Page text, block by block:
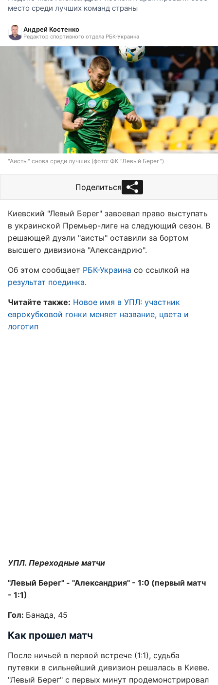
место среди лучших команд страны
Андрей Костенко
Редактор спортивного отдела РБК-Украина
"Аисты" снова среди лучших (фото: ФК "Левый Берег")
Поделиться
Киевский "Левый Берег" завоевал право выступать
в украинской Премьер-лиге на следующий сезон. В
решающей дуэли "аисты" оставили за бортом
высшего дивизиона "Александрию".
Об этом сообщает РБК-Украина со ссылкой на
результат поединка.
Читайте также: Новое имя в УПЛ: участник
еврокубковой гонки меняет название, цвета и
логотип
УПЛ. Переходные матчи
"Левый Берег" - "Александрия" - 1:0 (первый матч
- 1:1)
Гол: Банада, 45
Как прошел матч
После ничьей в первой встрече (1:1), судьба
путевки в сильнейший дивизион решалась в Киеве.
"Левый Берег" с первых минут продемонстрировал